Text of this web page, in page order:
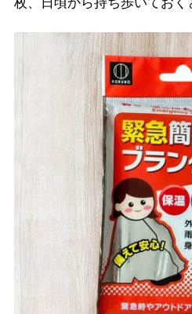
枚、日頃から持ち歩いておく